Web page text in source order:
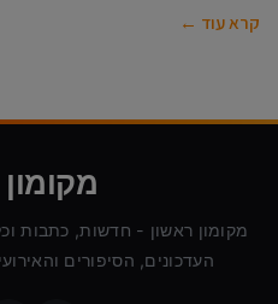
קרא עוד ←
מקומון
מקומון ראשון - חדשות, כתבות
העדכונים, הסיפורים